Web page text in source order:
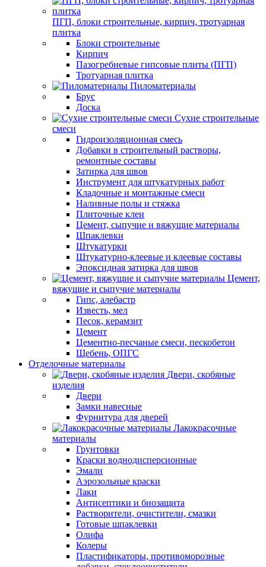
ПГП, блоки строительные, кирпич, тротуарная
плитка
Блоки строительные
Кирпич
Пазогребневые гипсовые плиты (ПГП)
Тротуарная плитка
Пиломатериалы
Брус
Доска
Сухие строительные
смеси
Гидроизоляционная смесь
Добавки в строительный растворы,
ремонтные составы
Затирка для швов
Инструмент для штукатурных работ
Кладочные и монтажные смеси
Наливные полы и стяжка
Плиточные клеи
Цемент, сыпучие и вяжущие материалы
Шпаклевки
Штукатурки
Штукатурно-клеевые и клеевые составы
Эпоксидная затирка для швов
Цемент,
вяжущие и сыпучие материалы
Гипс, алебастр
Известь, мел
Песок, керамзит
Цемент
Цементно-песчаные смеси, пескобетон
Щебень, ОПГС
Отделочные материалы
Двери, скобяные
изделия
Двери
Замки навесные
Фурнитура для дверей
Лакокрасочные
материалы
Грунтовки
Краски воднодисперсионные
Эмали
Аэрозольные краски
Лаки
Антисептики и биозащита
Растворители, очистители, смазки
Готовые шпаклевки
Олифа
Колеры
Пластификаторы, противоморозные